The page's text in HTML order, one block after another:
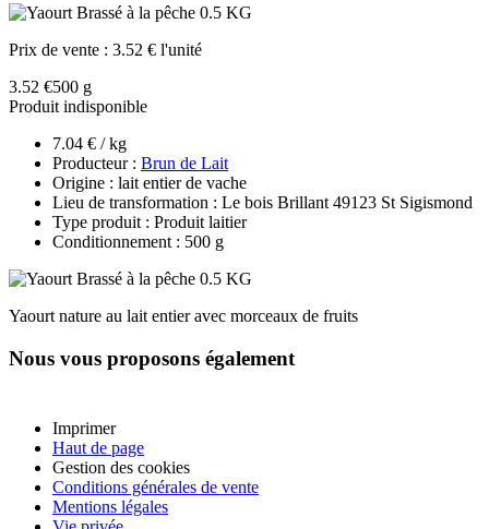
Prix de vente : 3.52 € l'unité
3.52 €500 g
Produit indisponible
7.04 € / kg
Producteur : Brun de Lait
Origine : lait entier de vache
Lieu de transformation : Le bois Brillant 49123 St Sigismond
Type produit : Produit laitier
Conditionnement : 500 g
Yaourt nature au lait entier avec morceaux de fruits
Nous vous proposons également
Imprimer
Haut de page
Gestion des cookies
Conditions générales de vente
Mentions légales